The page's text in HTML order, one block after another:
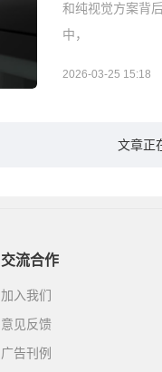
和纯视觉方案背
中，
2026-03-25 15:18
文章正
交流合作
加入我们
意见反馈
广告刊例